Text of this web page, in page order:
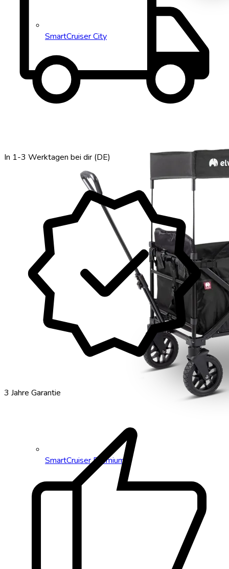
SmartCruiser City
SmartCruiser Premium
In 1-3 Werktagen bei dir (DE)
verified
3 Jahre Garantiethumb_up